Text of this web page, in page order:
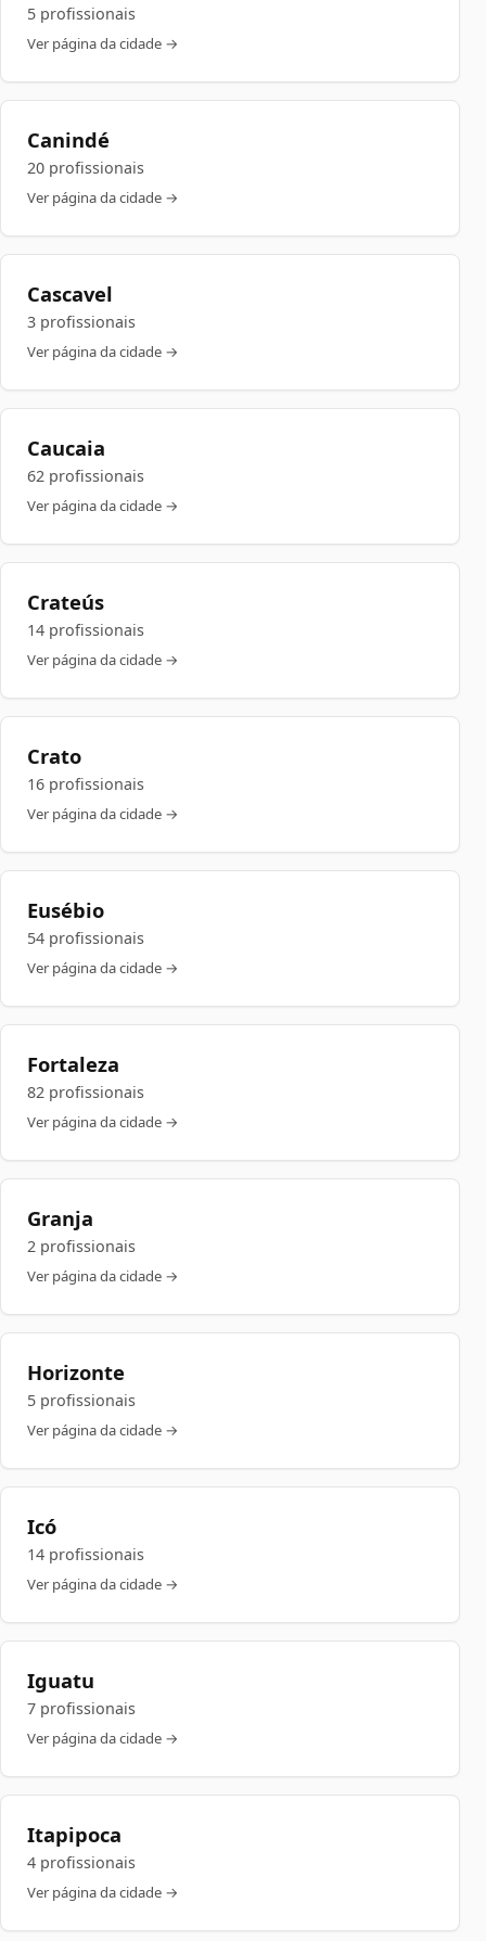
5 profissionais
Ver página da cidade →
Canindé
20 profissionais
Ver página da cidade →
Cascavel
3 profissionais
Ver página da cidade →
Caucaia
62 profissionais
Ver página da cidade →
Crateús
14 profissionais
Ver página da cidade →
Crato
16 profissionais
Ver página da cidade →
Eusébio
54 profissionais
Ver página da cidade →
Fortaleza
82 profissionais
Ver página da cidade →
Granja
2 profissionais
Ver página da cidade →
Horizonte
5 profissionais
Ver página da cidade →
Icó
14 profissionais
Ver página da cidade →
Iguatu
7 profissionais
Ver página da cidade →
Itapipoca
4 profissionais
Ver página da cidade →